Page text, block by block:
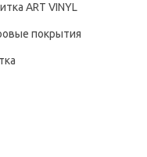
ART VINYL
покрытия